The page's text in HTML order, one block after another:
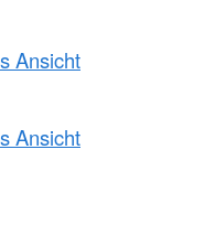
Ansicht
Ansicht